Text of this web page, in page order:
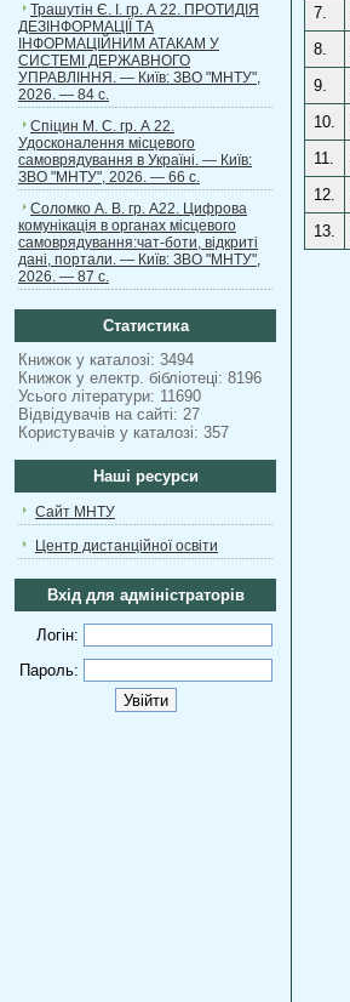
Трашутін Є. І. гр. А 22. ПРОТИДІЯ
ДЕЗІНФОРМАЦІЇ ТА
ІНФОРМАЦІЙНИМ АТАКАМ У
СИСТЕМІ ДЕРЖАВНОГО
УПРАВЛІННЯ. — Київ: ЗВО "МНТУ",
2026. — 84 с.
Спіцин М. С. гр. А 22.
Удосконалення місцевого
самоврядування в Україні. — Київ:
ЗВО "МНТУ", 2026. — 66 с.
Соломко А. В. гр. А22. Цифрова
комунікація в органах місцевого
самоврядування:чат-боти, відкриті
дані, портали. — Київ: ЗВО "МНТУ",
2026. — 87 с.
Статистика
Книжок у каталозі: 3494
Книжок у електр. бібліотеці: 8196
Усього літератури: 11690
Відвідувачів на сайті: 27
Користувачів у каталозі: 357
Наші ресурси
Сайт МНТУ
Центр дистанційної освіти
Вхід для адміністраторів
Логін:
Пароль:
7.
8.
9.
10.
11.
12.
13.